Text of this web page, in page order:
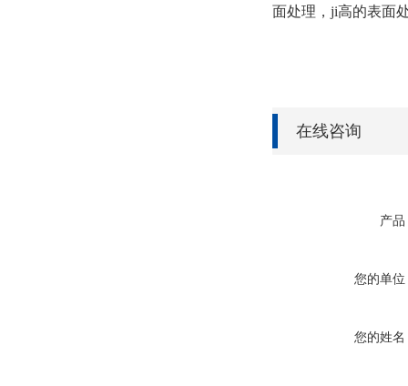
面处理，ji高的表面
在线咨询
产品
您的单位
您的姓名